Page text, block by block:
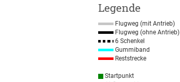
Legende
Flugweg (mit Antrieb)
Flugweg (ohne Antrieb)
6 Schenkel
Gummiband
Reststrecke
Startpunkt